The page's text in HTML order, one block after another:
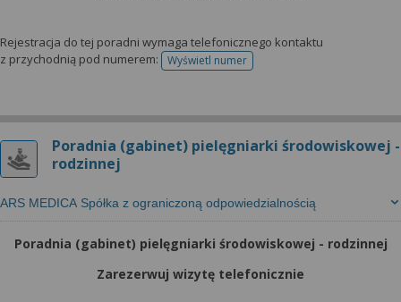
Rejestracja do tej poradni wymaga telefonicznego kontaktu
z przychodnią pod numerem:
Wyświetl numertelefonu do rejestracji
Poradnia (gabinet) pielęgniarki środowiskowej -
rodzinnej
ARS MEDICA Spółka z ograniczoną odpowiedzialnością
Poradnia (gabinet) pielęgniarki środowiskowej - rodzinnej
Zarezerwuj wizytę telefonicznie